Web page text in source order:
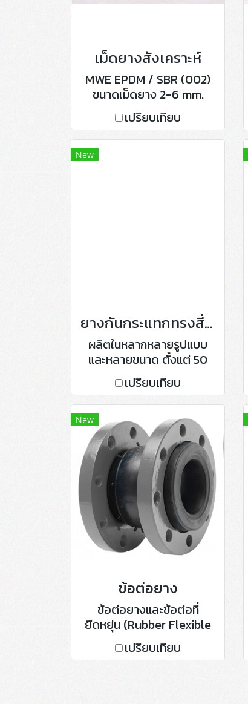
เม็ดยางสังเคราะห์
MWE EPDM / SBR (002)
ขนาดเม็ดยาง 2-6 mm.
บรรจุถุงละ 25 กิโลกรัม มี 5
สี ได้แก่ ดำ, แดง, น้ำเงิน,
เขียว, เหลือง หรือสีตามอ
เปรียบเทียบ
New
ยางกันกระแทกทรงสี่เหลี่ยม
ผลิตในหลากหลายรูปแบบ
และหลายขนาด ตั้งแต่ 50
mm. จนถึง 200 mm. หรือ
ขนาดตามความต้องการ
เปรียบเทียบ
New
ข้อต่อยาง
ข้อต่อยางและข้อต่อที่
ยืดหยุ่น (Rubber Flexible
Joint)
เปรียบเทียบ